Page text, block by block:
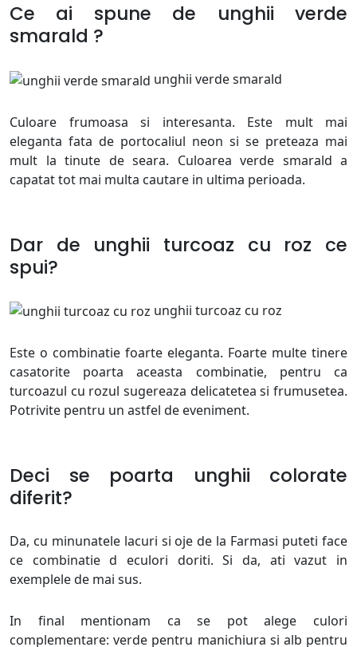
Ce ai spune de unghii verde
smarald ?
unghii verde smarald
Culoare frumoasa si interesanta. Este mult mai
eleganta fata de portocaliul neon si se preteaza mai
mult la tinute de seara. Culoarea verde smarald a
capatat tot mai multa cautare in ultima perioada.
Dar de unghii turcoaz cu roz ce
spui?
unghii turcoaz cu roz
Este o combinatie foarte eleganta. Foarte multe tinere
casatorite poarta aceasta combinatie, pentru ca
turcoazul cu rozul sugereaza delicatetea si frumusetea.
Potrivite pentru un astfel de eveniment.
Deci se poarta unghii colorate
diferit?
Da, cu minunatele lacuri si oje de la Farmasi puteti face
ce combinatie d eculori doriti. Si da, ati vazut in
exemplele de mai sus.
In final mentionam ca se pot alege culori
complementare: verde pentru manichiura si alb pentru